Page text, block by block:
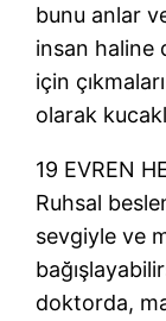
bunu anlar
insan haline
için
olarak
19 EVREN
Ruhsal
sevgiyle ve
doktorda,